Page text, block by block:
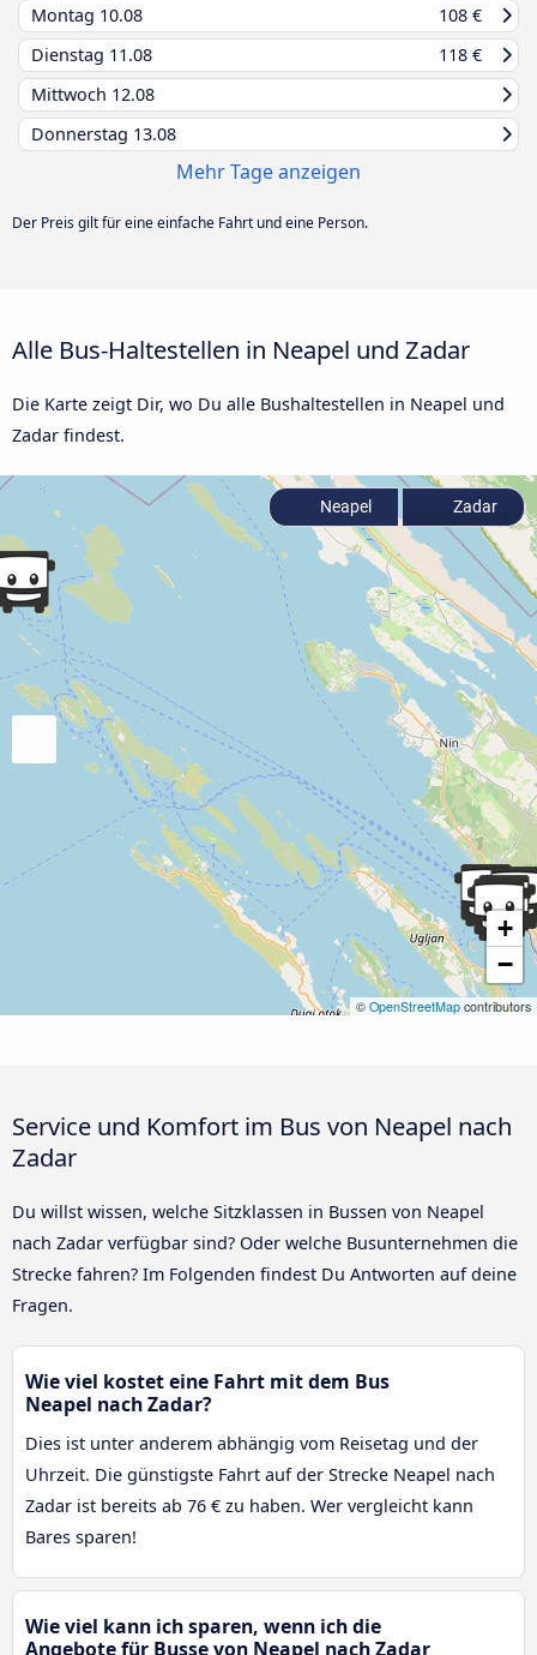
Montag 10.08
108 €
Dienstag 11.08
118 €
Mittwoch 12.08
Donnerstag 13.08
Mehr Tage anzeigen
Der Preis gilt für eine einfache Fahrt und eine Person.
Alle Bus-Haltestellen in Neapel und Zadar
Die Karte zeigt Dir, wo Du alle Bushaltestellen in Neapel und
Zadar findest.
+
−
© OpenStreetMap contributors
Neapel Zadar
Service und Komfort im Bus von Neapel nach
Zadar
Du willst wissen, welche Sitzklassen in Bussen von Neapel
nach Zadar verfügbar sind? Oder welche Busunternehmen die
Strecke fahren? Im Folgenden findest Du Antworten auf deine
Fragen.
Wie viel kostet eine Fahrt mit dem Bus
Neapel nach Zadar?
Dies ist unter anderem abhängig vom Reisetag und der
Uhrzeit. Die günstigste Fahrt auf der Strecke Neapel nach
Zadar ist bereits ab 76 € zu haben. Wer vergleicht kann
Bares sparen!
Wie viel kann ich sparen, wenn ich die
Angebote für Busse von Neapel nach Zadar